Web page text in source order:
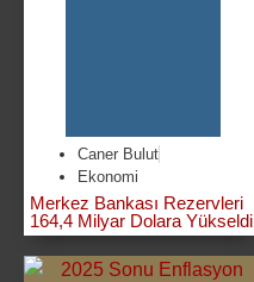
Caner Bulut
Ekonomi
Merkez Bankası Rezervleri
164,4 Milyar Dolara Yükseldi